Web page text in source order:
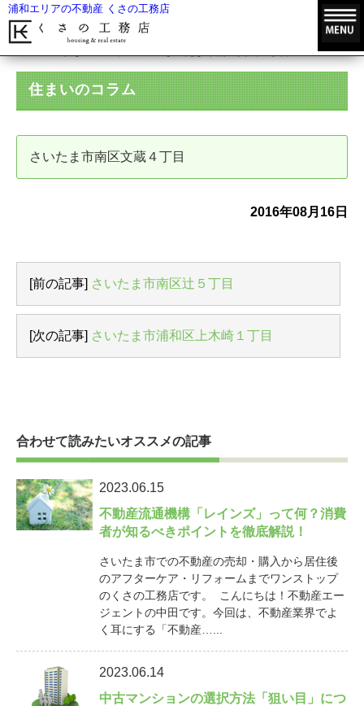
浦和エリアの不動産 くさの工務店
住まいのコラム
さいたま市南区文蔵４丁目
2016年08月16日
[前の記事] さいたま市南区辻５丁目
[次の記事] さいたま市浦和区上木崎１丁目
合わせて読みたいオススメの記事
2023.06.15
不動産流通機構「レインズ」って何？消費
者が知るべきポイントを徹底解説！
さいたま市での不動産の売却・購入から居住後
のアフターケア・リフォームまでワンストップ
のくさの工務店です。 こんにちは！不動産エー
ジェントの中田です。今回は、不動産業界でよ
く耳にする「不動産…...
2023.06.14
中古マンションの選択方法「狙い目」につ